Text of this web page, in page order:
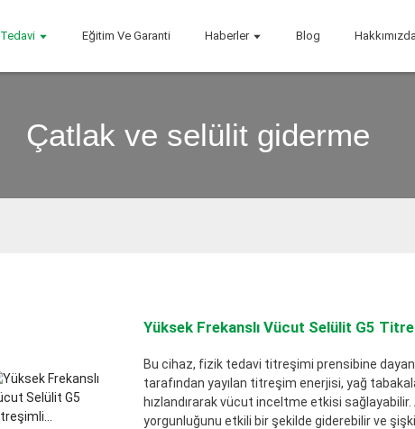
Tedavi Eğitim Ve Garanti Haberler Blog Hakkımızda
Çatlak ve selülit giderme
Yüksek Frekanslı Vücut Selülit G5
Bu cihaz, fizik tedavi titreşimi prensibine
tarafından yayılan titreşim enerjisi, yağ
hızlandırarak vücut inceltme etkisi
yorgunluğunu etkili bir şekilde giderebilir ve